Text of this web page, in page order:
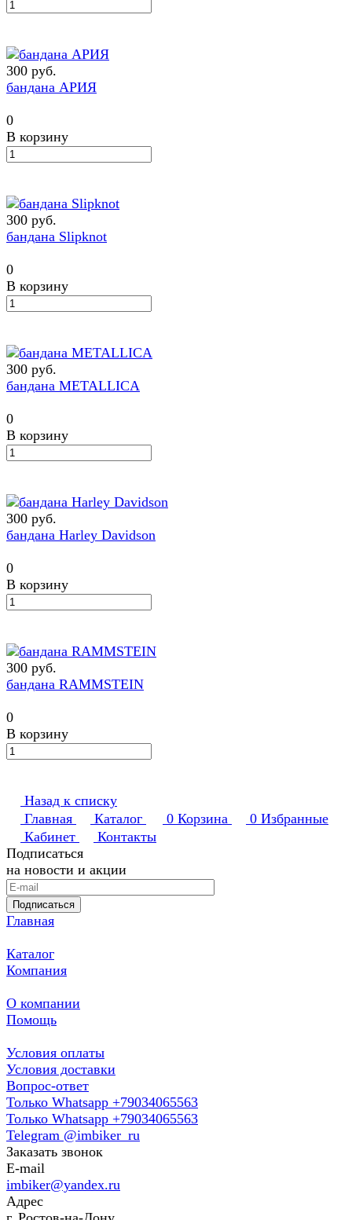
300 руб.
бандана АРИЯ
0
В корзину
300 руб.
бандана Slipknot
0
В корзину
300 руб.
бандана METALLICA
0
В корзину
300 руб.
бандана Harley Davidson
0
В корзину
300 руб.
бандана RAMMSTEIN
0
В корзину
Назад к списку
Главная
Каталог 0 Корзина 0 Избранные
Кабинет
Контакты
Подписаться
на новости и акции
Подписаться
Главная
Каталог
Компания
О компании
Помощь
Условия оплаты
Условия доставки
Вопрос-ответ
Только Whatsapp +79034065563
Только Whatsapp +79034065563
Telegram @imbiker_ru
Заказать звонок
E-mail
imbiker@yandex.ru
Адрес